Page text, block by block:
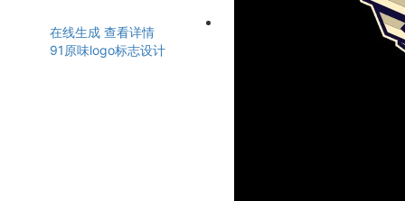
在线生成 查看详情
91原味logo标志设计